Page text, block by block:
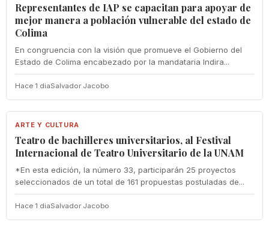
Representantes de IAP se capacitan para apoyar de
mejor manera a población vulnerable del estado de
Colima
En congruencia con la visión que promueve el Gobierno del
Estado de Colima encabezado por la mandataria Indira...
Hace 1 diaSalvador Jacobo
ARTE Y CULTURA
ARTE Y CULTURA
Teatro de bachilleres universitarios, al Festival
Internacional de Teatro Universitario de la UNAM
*En esta edición, la número 33, participarán 25 proyectos
seleccionados de un total de 161 propuestas postuladas de...
Hace 1 diaSalvador Jacobo